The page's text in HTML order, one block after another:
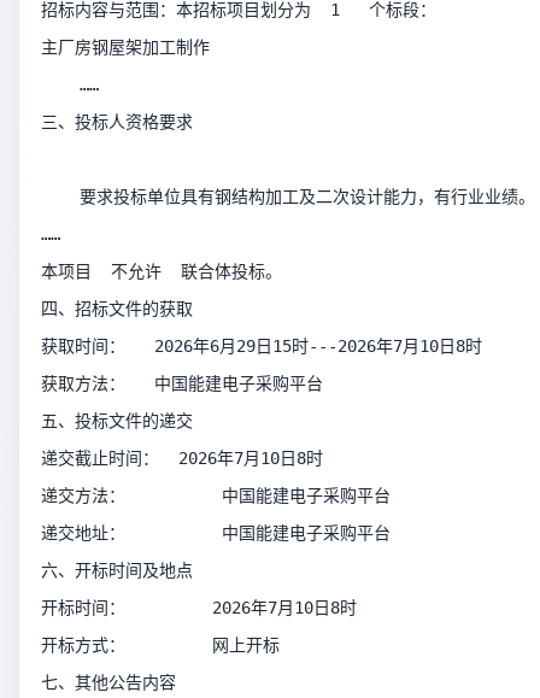
招标内容与范围：本招标项目划分为  1   个标段：
主厂房钢屋架加工制作
    ……
三、投标人资格要求
    要求投标单位具有钢结构加工及二次设计能力，有行业业绩。
……
本项目  不允许  联合体投标。
四、招标文件的获取
获取时间：   2026年6月29日15时---2026年7月10日8时
获取方法：   中国能建电子采购平台
五、投标文件的递交
递交截止时间：  2026年7月10日8时
递交方法：          中国能建电子采购平台
递交地址：          中国能建电子采购平台
六、开标时间及地点
开标时间：         2026年7月10日8时
开标方式：         网上开标
七、其他公告内容